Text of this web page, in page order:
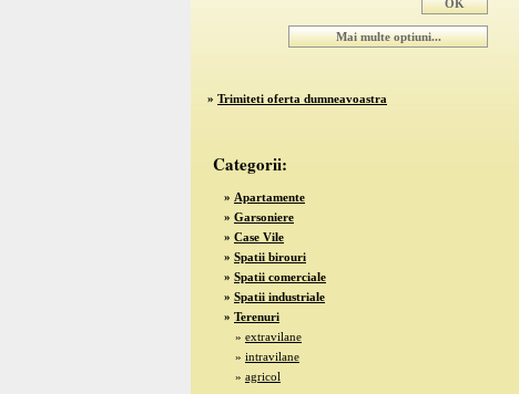
» Trimiteti oferta dumneavoastra
Categorii:
» Apartamente
» Garsoniere
» Case Vile
» Spatii birouri
» Spatii comerciale
» Spatii industriale
» Terenuri
» extravilane
» intravilane
» agricol